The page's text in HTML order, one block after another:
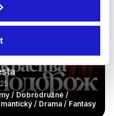
/ Dobrodružné /
/ Drama / Fantasy